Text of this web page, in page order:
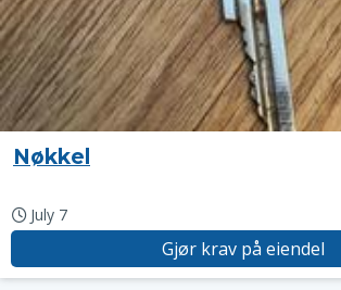
Nøkkel
July 7
Gjør krav på eiendel